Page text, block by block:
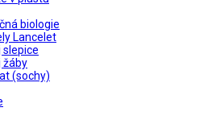
biologie
Lancelet
slepice
žáby
(sochy)